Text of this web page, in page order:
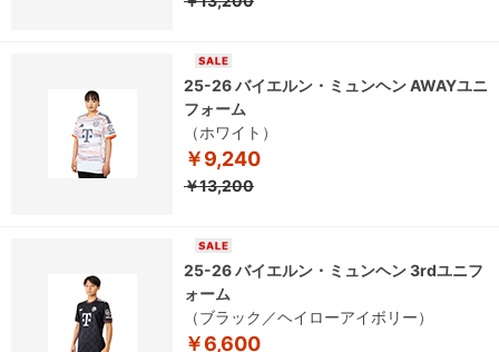
25-26 バイエルン・ミュンヘン AWAYユニ
フォーム
（ホワイト）
￥9,240
￥13,200
25-26 バイエルン・ミュンヘン 3rdユニフ
ォーム
（ブラック／ヘイローアイボリー）
￥6,600